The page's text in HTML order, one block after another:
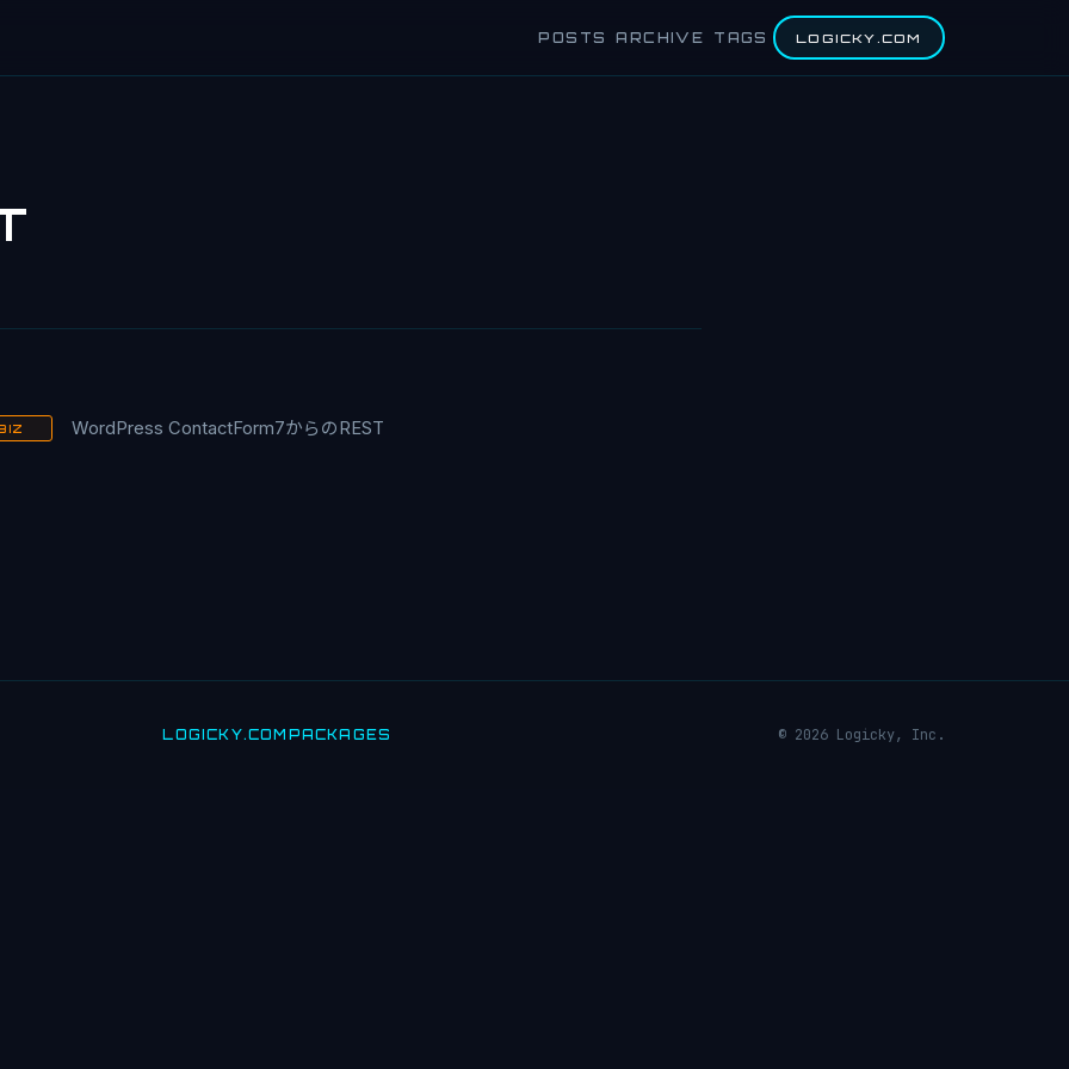
POSTS ARCHIVE TAGS LOGICKY.COM
WordPress ContactForm7からのREST
LOGICKY.COM PACKAGES © 2026 Logicky, Inc.